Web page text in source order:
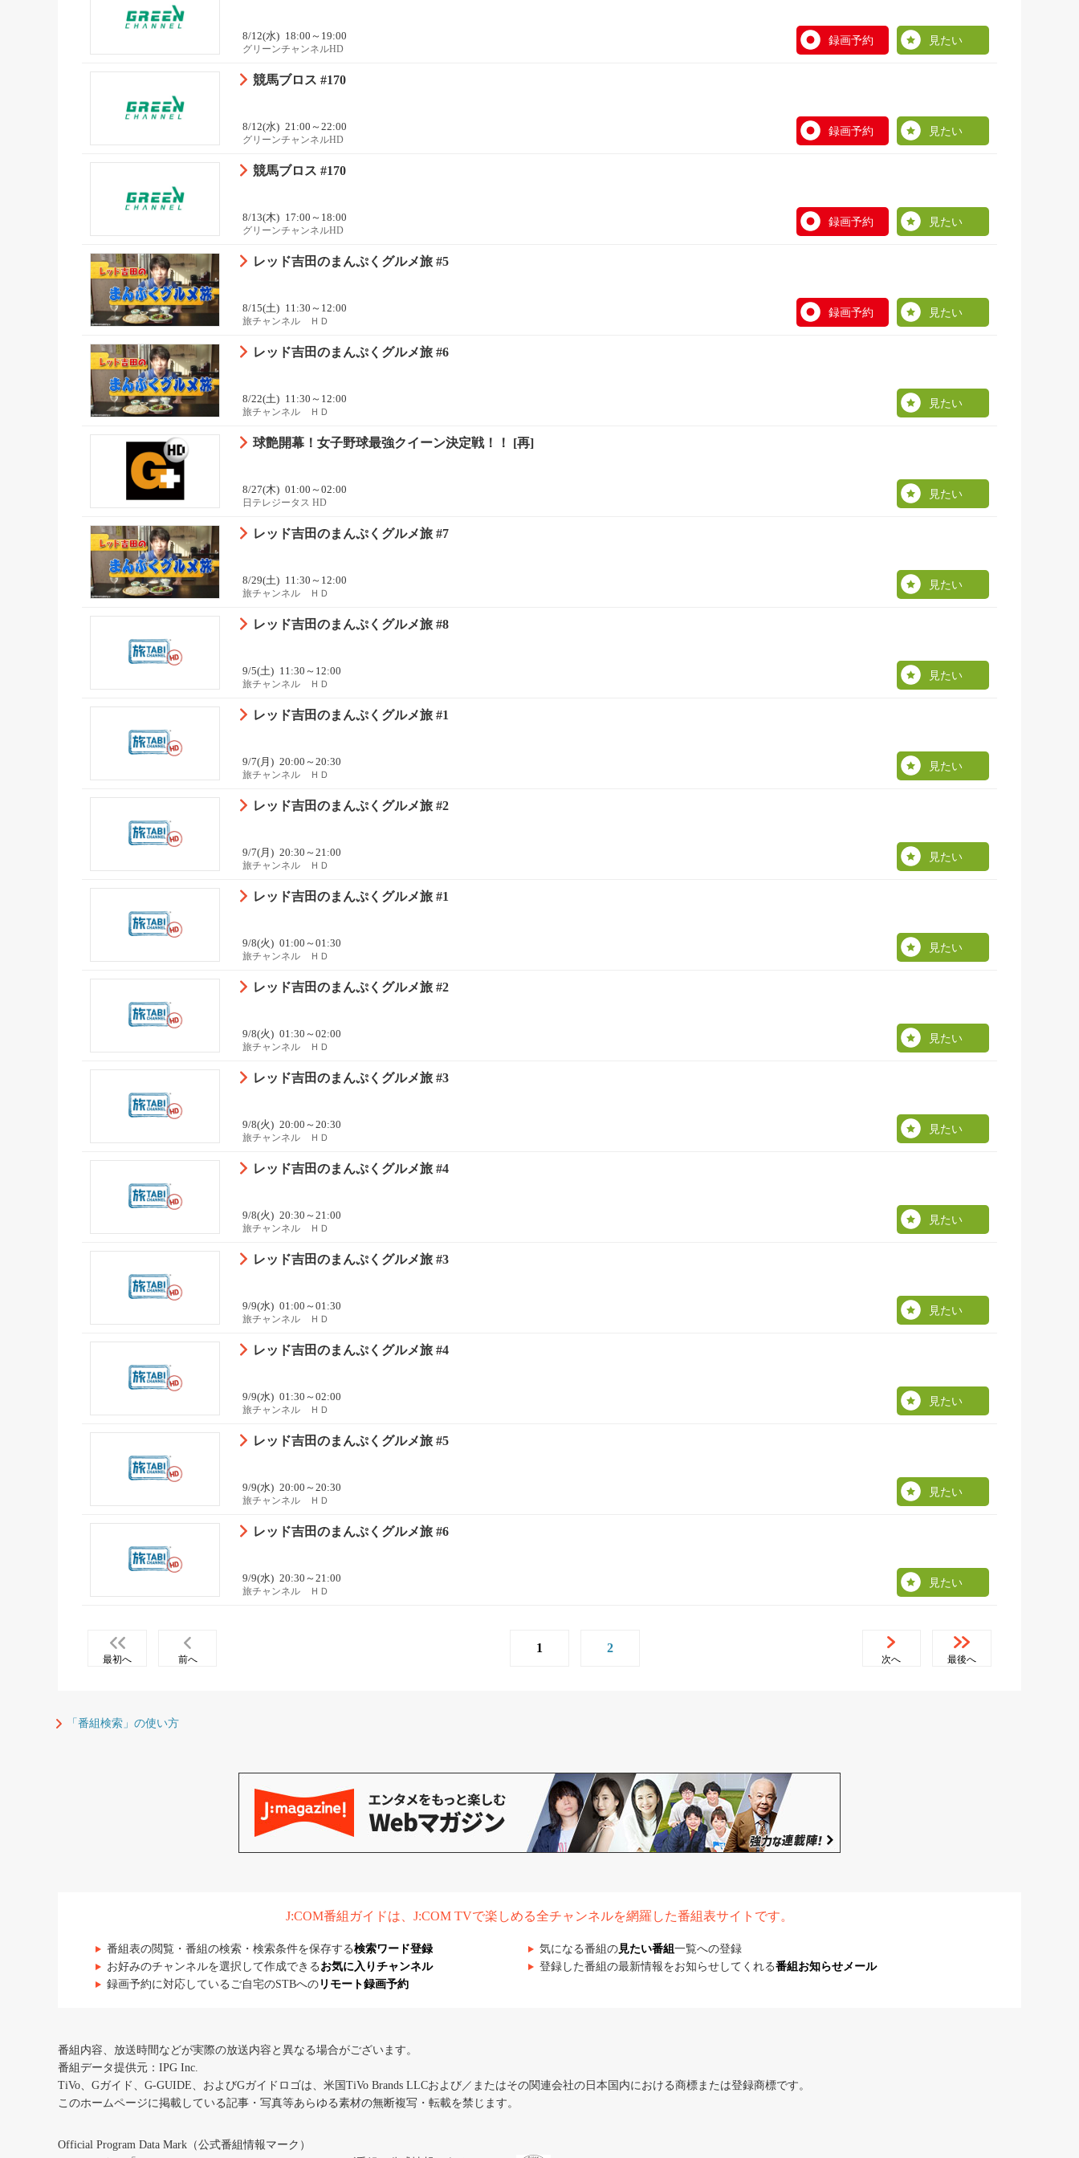
8/12(水) 18:00～19:00
グリーンチャンネルHD
録画予約 見たい
競馬ブロス #170
8/12(水) 21:00～22:00
グリーンチャンネルHD
録画予約 見たい
競馬ブロス #170
8/13(木) 17:00～18:00
グリーンチャンネルHD
録画予約 見たい
レッド吉田のまんぷくグルメ旅 #5
8/15(土) 11:30～12:00
旅チャンネル ＨＤ
録画予約 見たい
レッド吉田のまんぷくグルメ旅 #6
8/22(土) 11:30～12:00
旅チャンネル ＨＤ
見たい
球艶開幕！女子野球最強クイーン決定戦！！ [再]
8/27(木) 01:00～02:00
日テレジータス HD
見たい
レッド吉田のまんぷくグルメ旅 #7
8/29(土) 11:30～12:00
旅チャンネル ＨＤ
見たい
レッド吉田のまんぷくグルメ旅 #8
9/5(土) 11:30～12:00
旅チャンネル ＨＤ
見たい
レッド吉田のまんぷくグルメ旅 #1
9/7(月) 20:00～20:30
旅チャンネル ＨＤ
見たい
レッド吉田のまんぷくグルメ旅 #2
9/7(月) 20:30～21:00
旅チャンネル ＨＤ
見たい
レッド吉田のまんぷくグルメ旅 #1
9/8(火) 01:00～01:30
旅チャンネル ＨＤ
見たい
レッド吉田のまんぷくグルメ旅 #2
9/8(火) 01:30～02:00
旅チャンネル ＨＤ
見たい
レッド吉田のまんぷくグルメ旅 #3
9/8(火) 20:00～20:30
旅チャンネル ＨＤ
見たい
レッド吉田のまんぷくグルメ旅 #4
9/8(火) 20:30～21:00
旅チャンネル ＨＤ
見たい
レッド吉田のまんぷくグルメ旅 #3
9/9(水) 01:00～01:30
旅チャンネル ＨＤ
見たい
レッド吉田のまんぷくグルメ旅 #4
9/9(水) 01:30～02:00
旅チャンネル ＨＤ
見たい
レッド吉田のまんぷくグルメ旅 #5
9/9(水) 20:00～20:30
旅チャンネル ＨＤ
見たい
レッド吉田のまんぷくグルメ旅 #6
9/9(水) 20:30～21:00
旅チャンネル ＨＤ
見たい
最初へ 前へ
1 2
次へ 最後へ
「番組検索」の使い方
J:COM番組ガイドは、J:COM TVで楽しめる全チャンネルを網羅した番組表サイトです。
番組表の閲覧・番組の検索・検索条件を保存する検索ワード登録 気になる番組の見たい番組 一覧への登録
お好みのチャンネルを選択して作成できる お気に入りチャンネル 登録した番組の最新情報をお知らせしてくれる番組お知らせメール
録画予約に対応しているご自宅のSTBへの リモート録画予約
番組内容、放送時間などが実際の放送内容と異なる場合がございます。
番組データ提供元：IPG Inc.
TiVo、Gガイド、G-GUIDE、およびGガイドロゴは、米国TiVo Brands LLCおよび／またはその関連会社の日本国内における商標または登録商標です。
このホームページに掲載している記事・写真等あらゆる素材の無断複写・転載を禁じます。
Official Program Data Mark（公式番組情報マーク）